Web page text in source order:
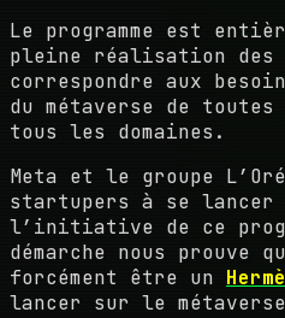
Le programme est
pleine réalisation des
correspondre aux
du métaverse de
tous les domaines.
Meta et le groupe
startupers à se lancer
l’initiative de ce
démarche nous prouve
forcément être un
lancer sur le